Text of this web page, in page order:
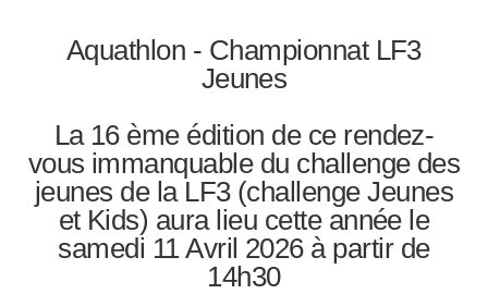
Aquathlon - Championnat LF3
Jeunes
La 16 ème édition de ce rendez-
vous immanquable du challenge des
jeunes de la LF3 (challenge Jeunes
et Kids) aura lieu cette année le
samedi 11 Avril 2026 à partir de
14h30